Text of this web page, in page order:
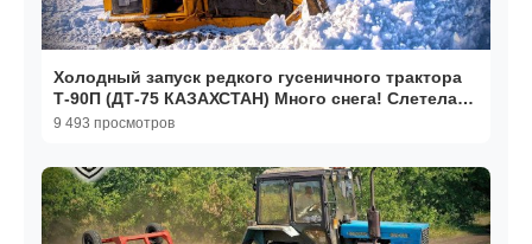
Холодный запуск редкого гусеничного трактора
Т-90П (ДТ-75 КАЗАХСТАН) Много снега! Слетела
гусеница!
9 493 просмотров